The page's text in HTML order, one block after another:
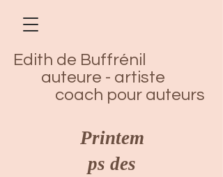
Edith de Buffrénil
auteure - artiste
coach pour auteurs
Printem
ps des